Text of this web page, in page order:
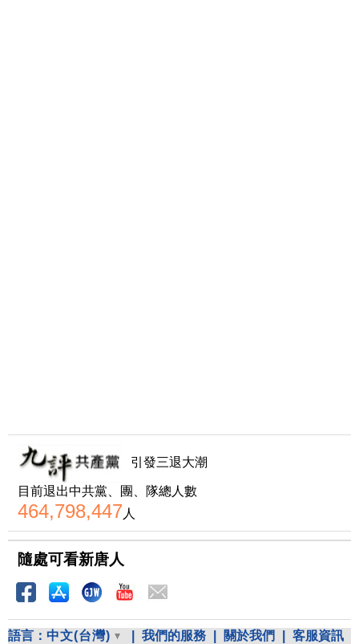
引發三退大潮
目前退出中共黨、團、隊總人數
464,798,447人
隨處可看新唐人
語言： 中文(台灣) 我們的服務 關於我們 客服資訊